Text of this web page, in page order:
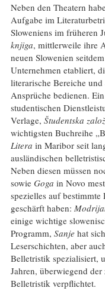
Neben den Theatern
Aufgabe im
Sloweniens im früheren
knjiga, mittlerweile ihre
neuen Slowenien
Unternehmen etabliert,
literarische Bereiche und
Ansprüche bedienen.
studentischen
Verlage, Študentska
wichtigsten Buchreihe
Litera in Maribor seit
ausländischen
Neben diesen müssen
sowie Goga in Novo
spezielles auf
geschärft haben:
einige wichtige
Programm, Sanje hat
Leserschichten, aber
Belletristik spezialisiert,
Jahren, überwiegend
Belletristik verpflichtet.